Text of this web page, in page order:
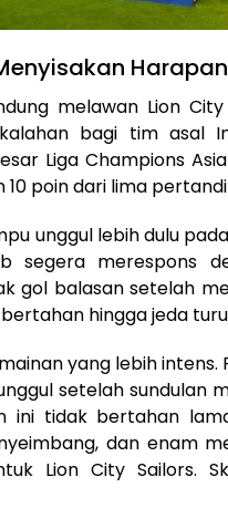
Harapan
melawan Lion
bagi tim asal
Liga Champions
poin dari lima
unggul lebih dulu
segera merespons
gol balasan setelah
hingga jeda
yang lebih
setelah sundulan
ini tidak bertahan
dan enam
Lion City Sailors.